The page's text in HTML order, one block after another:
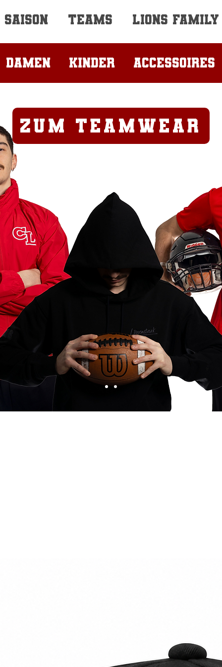
SAISON TEAMS LIONS FAMILY
Damen Kinder Accessoires
zum Teamwear